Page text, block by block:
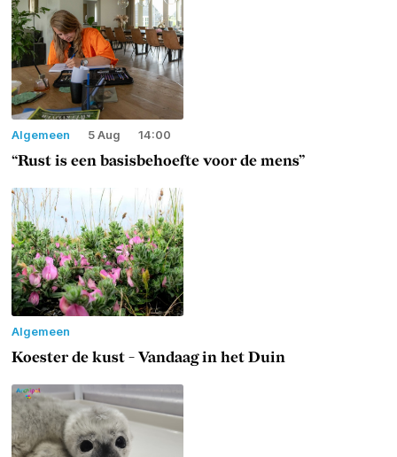
Algemeen 5 Aug 14:00
“Rust is een basisbehoefte voor de mens”
Algemeen
Koester de kust - Vandaag in het Duin